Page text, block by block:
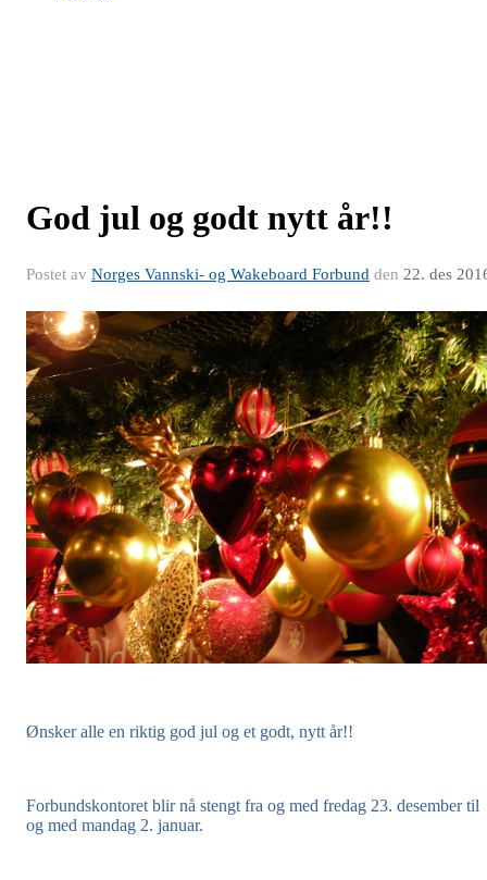
God jul og godt nytt år!!
Postet av Norges Vannski- og Wakeboard Forbund den 22. des
Ønsker alle en riktig god jul og et godt, nytt år!!
Forbundskontoret blir nå stengt fra og med fredag 23. desember til
og med mandag 2. januar.